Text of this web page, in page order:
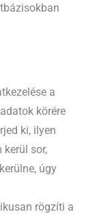
a
körére
ki, ilyen
kerül sor,
úgy
rögzíti a